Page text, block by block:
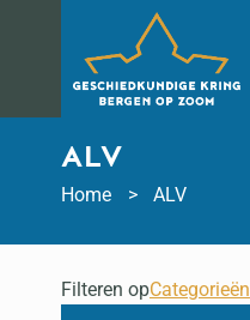
ALV
Home ALV
Filteren opCategorieën